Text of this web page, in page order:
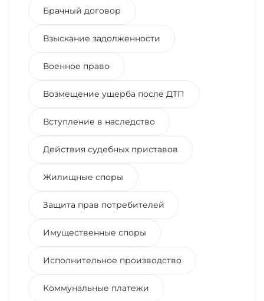
Брачный договор
Взыскание задолженности
Военное право
Возмещение ущерба после ДТП
Вступление в наследство
Действия судебных приставов
Жилищные споры
Защита прав потребителей
Имущественные споры
Исполнительное производство
Коммунальные платежи